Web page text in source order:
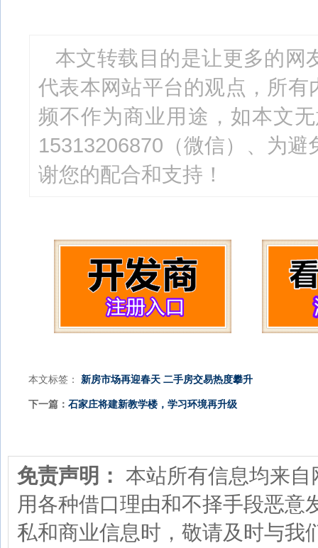
本文转载目的是让更多的网
代表本网站平台的观点，所
频不作为商业用途，如本文
15313206870（微信）、为
谢您的配合和支持！
本文标签： 新房市场再迎春天 二手房交易热度攀升
下一篇： 石家庄将建新教学楼，学习环境再升级
免责声明： 本站所有信息均来
用各种借口理由和不择手段恶意
私和商业信息时，敬请及时与我